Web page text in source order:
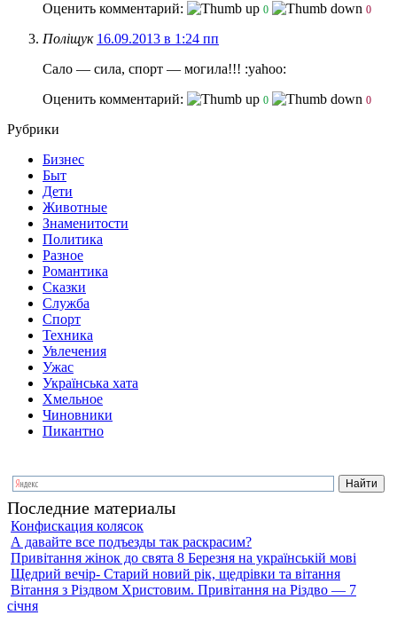
Оценить комментарий:
0 0
Поліщук 16.09.2013 в 1:24 пп
Сало — сила, спорт — могила!!! :yahoo:
Оценить комментарий:
0 0
Рубрики
Бизнес
Быт
Дети
Животные
Знаменитости
Политика
Разное
Романтика
Сказки
Служба
Спорт
Техника
Увлечения
Ужас
Українська хата
Хмельное
Чиновники
Пикантно
Последние материалы
Конфискация колясок
А давайте все подъезды так раскрасим?
Привітання жінок до свята 8 Березня на українській мові
Щедрий вечір- Старий новий рік, щедрівки та вітання
Вітання з Різдвом Христовим. Привітання на Різдво — 7
січня